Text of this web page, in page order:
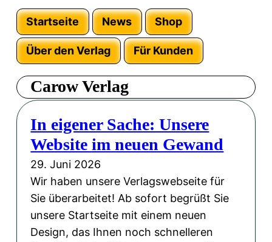
Startseite News Shop
Über den Verlag Für Kunden
Carow Verlag
In eigener Sache: Unsere
Website im neuen Gewand
29. Juni 2026
Wir haben unsere Verlagswebseite für
Sie überarbeitet! Ab sofort begrüßt Sie
unsere Startseite mit einem neuen
Design, das Ihnen noch schnelleren